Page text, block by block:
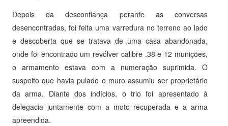
Depois da desconfiança perante as conversas
desencontradas, foi feita uma varredura no terreno ao lado
e descoberta que se tratava de uma casa abandonada,
onde foi encontrado um revólver calibre .38 e 12 munições,
o armamento estava com a numeração suprimida. O
suspeito que havia pulado o muro assumiu ser proprietário
da arma. Diante dos indícios, o trio foi apresentado à
delegacia juntamente com a moto recuperada e a arma
apreendida.